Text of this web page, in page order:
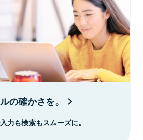
の確かさを。
力も検索もスムーズに。